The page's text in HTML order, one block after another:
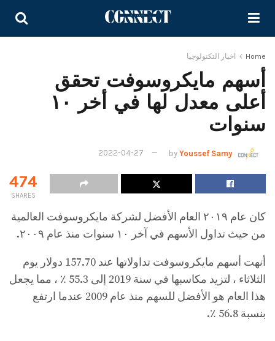
Home اخبار التكنولوجيا
أسهم مايكروسوفت تحقق
أعلى معدل لها في أخر ١٠
سنوات
by Youssef Samy
2022-04-27
474
SHARES
كان عام ٢٠١٩ العام الأفضل لشركة مايكروسوفت العالمية
من حيث تداول الأسهم في آخر ١٠ سنوات منذ عام ٢٠٠٩.
أنهت أسهم مايكروسوفت تداولاتها عند 157.70 دولار يوم
الثلاثاء ، لتزيد مكاسبها في سنة 2019 إلى 55.3 ٪ ، مما يجعل
هذا العام هو الأفضل للسهم منذ عام 2009 عندما ارتفع
بنسبة 56.8 ٪.